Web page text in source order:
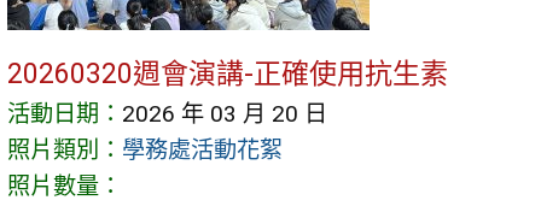
20260320週會演講-正確使用抗生素
活動日期： 2026 年 03 月 20 日
照片類別： 學務處活動花絮
照片數量：